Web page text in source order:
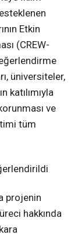
Etkin
(CREW-
üniversiteler,
katılımıyla
ve
tüm
projenin
hakkında